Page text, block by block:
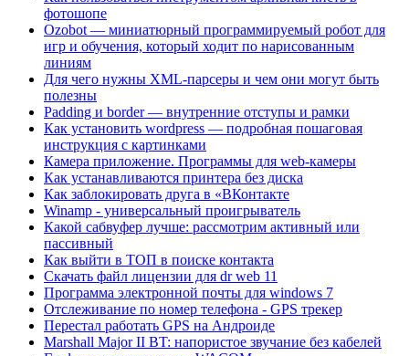
фотошопе
Ozobot — миниатюрный программируемый робот для
игр и обучения, который ходит по нарисованным
линиям
Для чего нужны XML-парсеры и чем они могут быть
полезны
Padding и border — внутренние отступы и рамки
Как установить wordpress — подробная пошаговая
инструкция с картинками
Камера приложение. Программы для web-камеры
Как устанавливаются принтера без диска
Как заблокировать друга в «ВКонтакте
Winamp - универсальный проигрыватель
Какой сабвуфер лучше: рассмотрим активный или
пассивный
Как выйти в ТОП в поиске контакта
Скачать файл лицензии для dr web 11
Программа электронной почты для windows 7
Отслеживание по номер телефона - GPS трекер
Перестал работать GPS на Андроиде
Marshall Major II BT: напористое звучание без кабелей